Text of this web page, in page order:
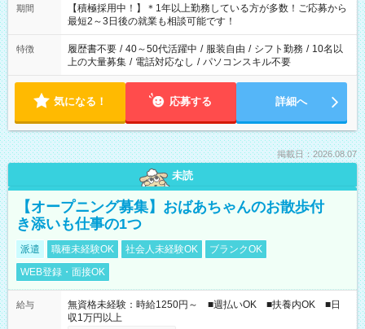
はプライベートの時間にしたい」 など、ご希望を教えてくださ
いね。 ※Wワーク希望の方へ 今ご覧のお仕事で希望する勤務時
間と、もう1つのお仕事の勤務時間。 合計で週40時間を超える
場合は応募できません。
期間
【積極採用中！】＊1年以上勤務している方が多数！ご応募から
最短2～3日後の就業も相談可能です！
特徴 履歴書不要 / 40～50代活躍中 / 服装自由 / シフト勤務 / 10名以
上の大量募集 / 電話対応なし / パソコンスキル不要
気になる！ 応募する 詳細へ
掲載日：2026.08.07
未読
【オープニング募集】おばあちゃんのお散歩付
き添いも仕事の1つ
派遣 職種未経験OK 社会人未経験OK
ブランクOK
WEB登録・面接OK
給与
無資格未経験：時給1250円～ ■週払いOK ■扶養内OK ■日
収1万円以上